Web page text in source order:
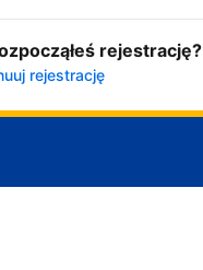
rejestrację?
rejestrację